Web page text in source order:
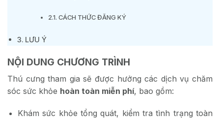
CÁCH THỨC ĐĂNG KÝ
LƯU Ý
NỘI DUNG CHƯƠNG TRÌNH
Thú cưng tham gia sẽ được hưởng các dịch vụ chăm
sóc sức khỏe hoàn toàn miễn phí, bao gồm:
Khám sức khỏe tổng quát, kiểm tra tình trạng toàn